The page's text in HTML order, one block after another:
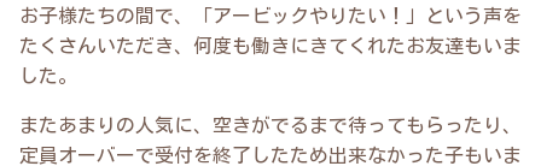
お子様たちの間で、「アービックやりたい！」という声を
たくさんいただき、何度も働きにきてくれたお友達もいま
した。
またあまりの人気に、空きがでるまで待ってもらったり、
定員オーバーで受付を終了したため出来なかった子もいま